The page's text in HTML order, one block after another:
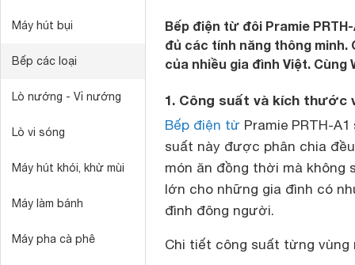
Máy hút bụi
Bếp các loại
Lò nướng - Vỉ nướng
Lò vi sóng
Máy hút khói, khử mùi
Máy làm bánh
Máy pha cà phê
Bếp điện từ đôi Pramie
đủ các tính năng thông
của nhiều gia đình Việt. Cùng
1. Công suất và kích thước
Bếp điện từ Pramie PRTH-
suất này được phân chia
món ăn đồng thời mà không
lớn cho những gia đình có
đình đông người.
Chi tiết công suất từng vùng